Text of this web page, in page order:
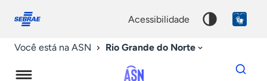
conosco
acessibilidade
Você está na ASN Rio Grande do Norte
Dados
para